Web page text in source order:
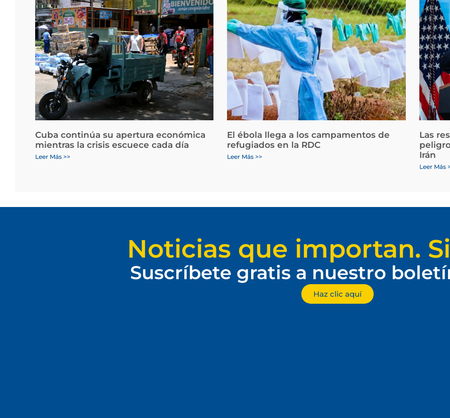
Cuba continúa su apertura económica
mientras la crisis escuece cada día
Leer Más >>
El ébola llega a los campamentos de
refugiados en la RDC
Leer Más >>
Las
Irán
Leer Más
Noticias que importan.
Suscríbete gratis a nuestro
Haz clic aquí